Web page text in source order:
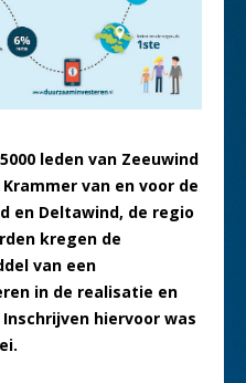
leden van Zeeuwind
van en voor de
en Deltawind, de regio
kregen de
van een
in de realisatie en
hiervoor was